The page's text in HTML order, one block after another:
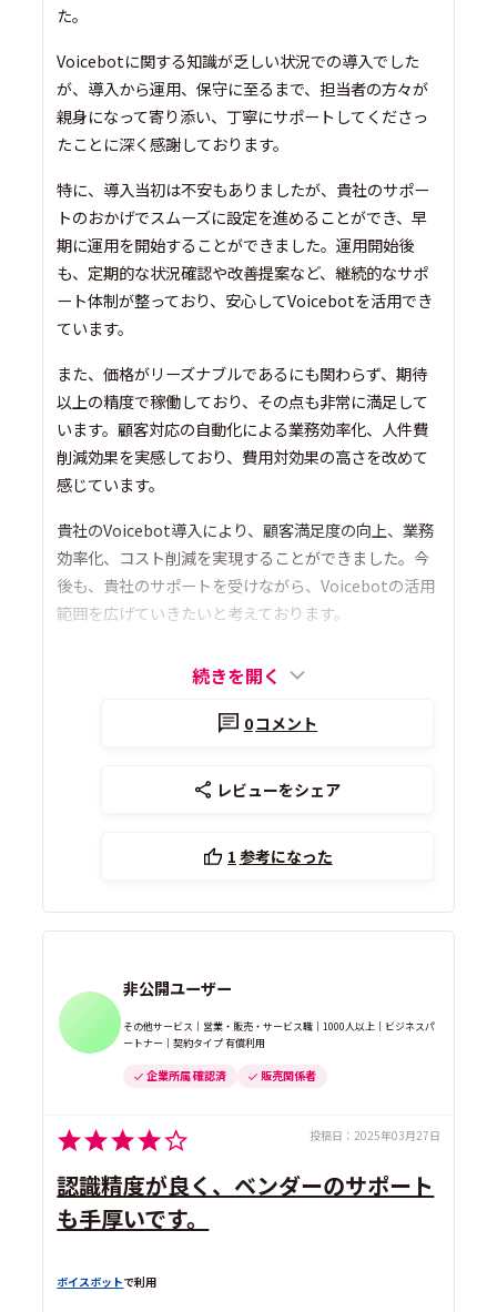
た。
Voicebotに関する知識が乏しい状況での導入でした
が、導入から運用、保守に至るまで、担当者の方々が
親身になって寄り添い、丁寧にサポートしてくださっ
たことに深く感謝しております。
特に、導入当初は不安もありましたが、貴社のサポー
トのおかげでスムーズに設定を進めることができ、早
期に運用を開始することができました。運用開始後
も、定期的な状況確認や改善提案など、継続的なサポ
ート体制が整っており、安心してVoicebotを活用でき
ています。
また、価格がリーズナブルであるにも関わらず、期待
以上の精度で稼働しており、その点も非常に満足して
います。顧客対応の自動化による業務効率化、人件費
削減効果を実感しており、費用対効果の高さを改めて
感じています。
貴社のVoicebot導入により、顧客満足度の向上、業務
効率化、コスト削減を実現することができました。今
後も、貴社のサポートを受けながら、Voicebotの活用
範囲を広げていきたいと考えております。
続きを開く
0コメント
レビューをシェア
1 参考になった
非公開ユーザー
その他サービス｜営業・販売・サービス職｜1000人以上｜ビジネスパ
ートナー｜契約タイプ 有償利用
企業所属 確認済 販売関係者
投稿日： 2025年03月27日
認識精度が良く、ベンダーのサポート
も手厚いです。
ボイスボットで利用